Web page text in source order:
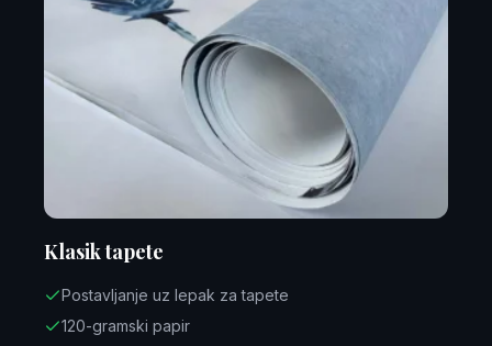
Klasik tapete
Postavljanje uz lepak za tapete
120-gramski papir